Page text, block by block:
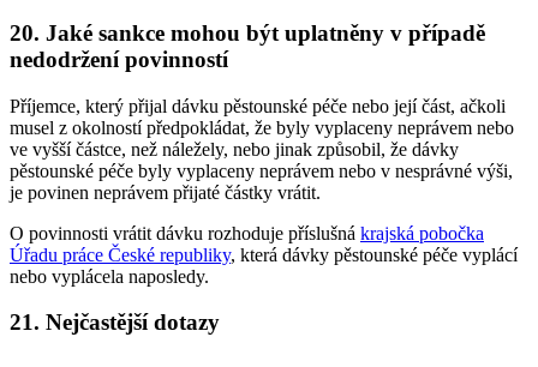
20. Jaké sankce mohou být uplatněny v případě
nedodržení povinností
Příjemce, který přijal dávku pěstounské péče nebo její část, ačkoli
musel z okolností předpokládat, že byly vyplaceny neprávem nebo
ve vyšší částce, než náležely, nebo jinak způsobil, že dávky
pěstounské péče byly vyplaceny neprávem nebo v nesprávné výši,
je povinen neprávem přijaté částky vrátit.
O povinnosti vrátit dávku rozhoduje příslušná krajská pobočka
Úřadu práce České republiky, která dávky pěstounské péče vyplácí
nebo vyplácela naposledy.
21. Nejčastější dotazy